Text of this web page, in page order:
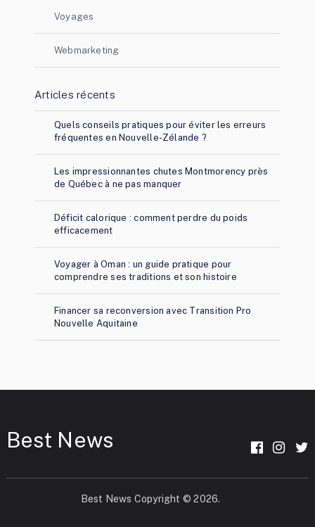
Voyages
Webmarketing
Articles récents
Quels conseils pratiques pour éviter les erreurs
fréquentes en Nouvelle-Zélande ?
Les impressionnantes chutes Montmorency près
de Québec à ne pas manquer
Déficit calorique : comment perdre du poids
efficacement
Voyager à Oman : un guide pratique pour
comprendre ses traditions et son histoire
Financer sa reconversion avec Transition Pro
Nouvelle Aquitaine
Best News
Best News Copyright © 2026.